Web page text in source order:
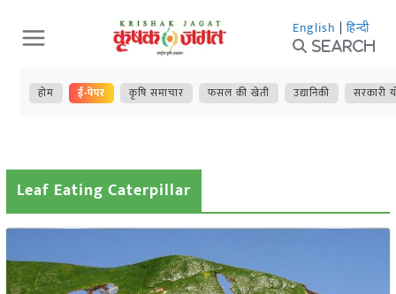
Skip
to
content
English | हिन्दी
Search
होम ई-पेपर कृषि समाचार फसल की खेती उद्यानिकी सरकारी
Leaf Eating Caterpillar